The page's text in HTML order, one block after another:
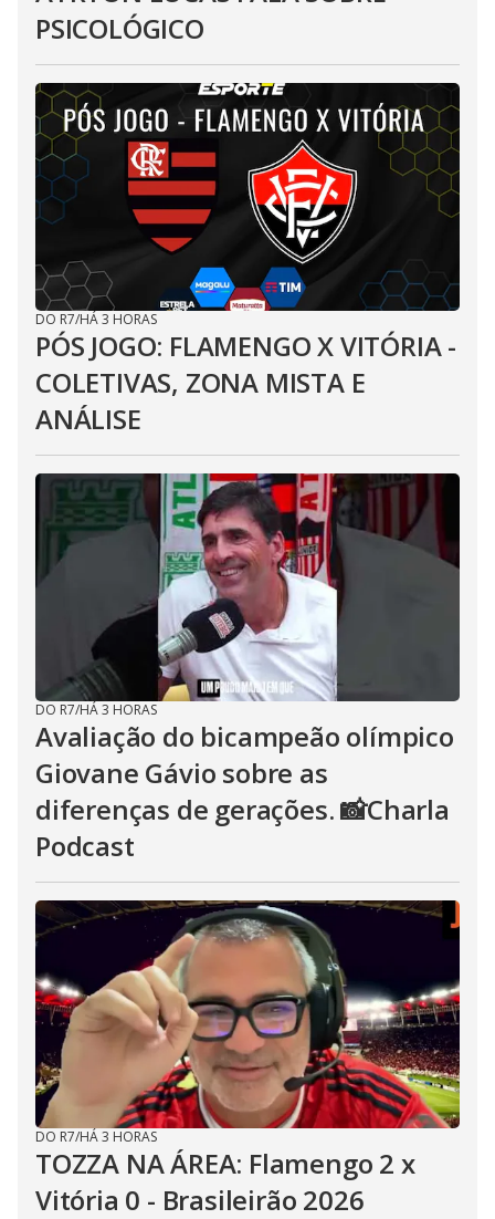
PSICOLÓGICO
DO R7/HÁ 3 HORAS
PÓS JOGO: FLAMENGO X VITÓRIA -
COLETIVAS, ZONA MISTA E
ANÁLISE
DO R7/HÁ 3 HORAS
Avaliação do bicampeão olímpico
Giovane Gávio sobre as
diferenças de gerações. 📸Charla
Podcast
DO R7/HÁ 3 HORAS
TOZZA NA ÁREA: Flamengo 2 x
Vitória 0 - Brasileirão 2026